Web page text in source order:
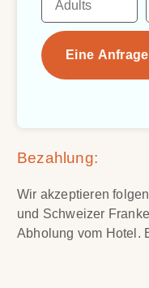
Eine
Bezahlung:
Wir akzeptieren
und Schweizer
Abholung vom Hotel.